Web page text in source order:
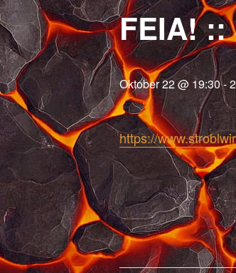
FEIA! ::
Oktober 22 @ 19:30-
https://